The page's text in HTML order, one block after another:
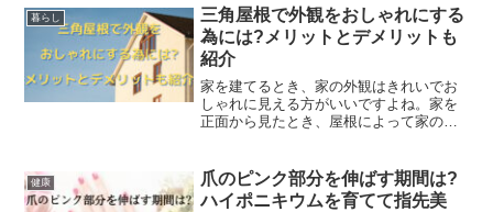
や親しい人を傷つけず、縁の切れ目にな
らずに上手く伝える方法...
暮らし
三角屋根で外観をおしゃれにする
為には?メリットとデメリットも
紹介
家を建てるとき、家の外観はきれいでお
しゃれに見える方がいいですよね。家を
正面から見たとき、屋根によって家の印
るなかでもシンプルで人気があるのが三
角屋根の家です。家の絵...
健康
爪のピンク部分を伸ばす期間は?
ハイポニキウムを育てて指先美